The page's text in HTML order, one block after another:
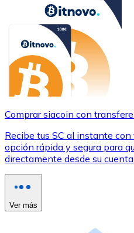
Comprar siacoin con
Recibe tus SC al instante
opción rápida y segura para
directamente desde su
Ver más